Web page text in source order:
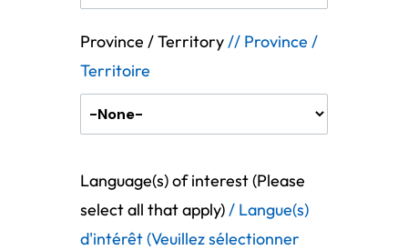
Province / Territory// Province /
Territoire
Language(s) of interest (Please
select all that apply)/ Langue(s)
d'intérêt (Veuillez sélectionner